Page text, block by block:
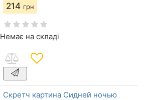
214 грн
Немає на складі
Скретч картина Сидней ночью